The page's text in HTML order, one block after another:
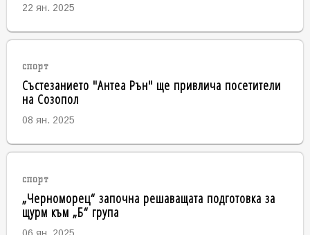
22 ян. 2025
спорт
Състезанието "Антеа Рън" ще привлича посетители
на Созопол
08 ян. 2025
спорт
„Черноморец“ започна решаващата подготовка за
щурм към „Б“ група
06 ян. 2025